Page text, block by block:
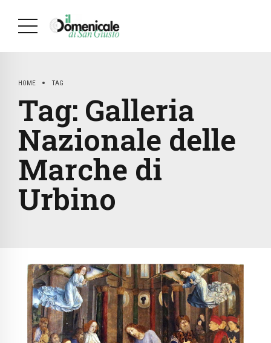
HOME TAG
Tag: Galleria
Nazionale delle
Marche di
Urbino